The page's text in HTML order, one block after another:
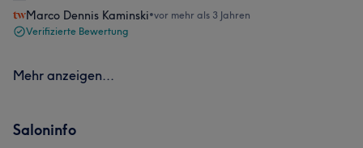
Marco Dennis Kaminski•vor mehr als 3 Jahren
Verifizierte Bewertung
Mehr anzeigen...
Saloninfo